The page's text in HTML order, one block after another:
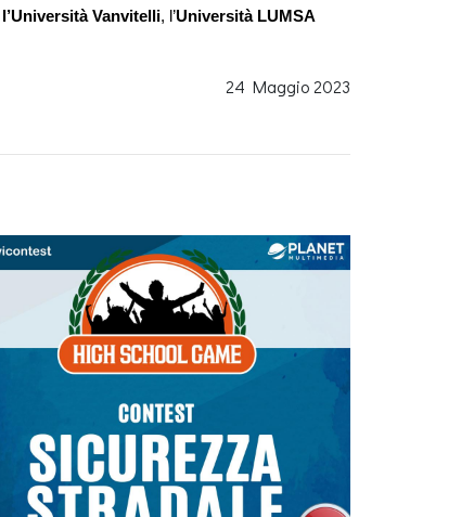
Vanvitelli, l’Università LUMSA
24 Maggio 2023